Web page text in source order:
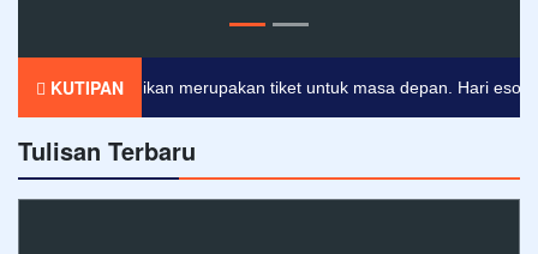
KUTIPAN
Pendidikan merupakan tiket untuk masa depan. Hari esok
Tulisan Terbaru